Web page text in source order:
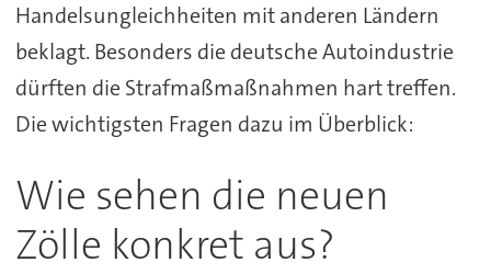
Handelsungleichheiten mit anderen Ländern
beklagt. Besonders die deutsche Autoindustrie
dürften die Strafmaßmaßnahmen hart treffen.
Die wichtigsten Fragen dazu im Überblick:
Wie sehen die neuen
Zölle konkret aus?